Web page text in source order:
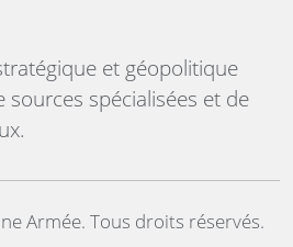
et géopolitique
spécialisées et de
Armée. Tous droits réservés.